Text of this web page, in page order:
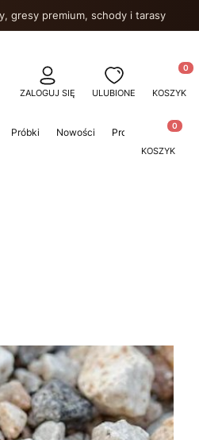
gresy premium, schody i tarasy
ZALOGUJ SIĘ ULUBIONE KOSZYK
Próbki Nowości PromocjeProdukty
KOSZYK